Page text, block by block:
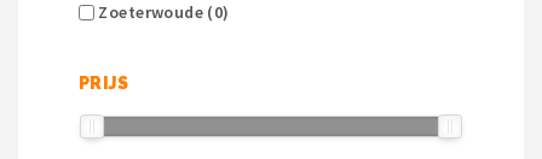
Zoeterwoude (0)
PRIJS